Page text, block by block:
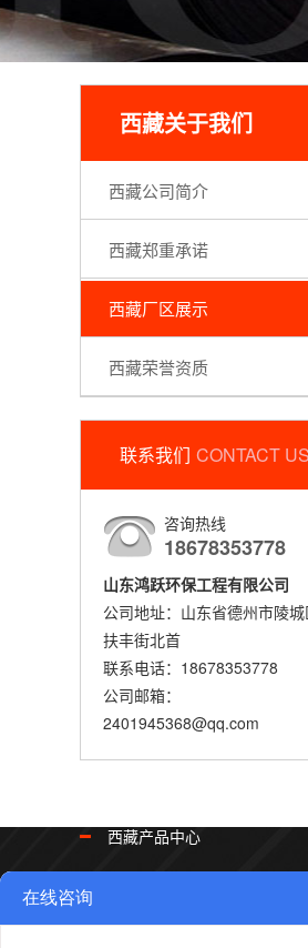
西藏关于我们
西藏公司简介
西藏郑重承诺
西藏厂区展示
西藏荣誉资质
联系我们 CONTACT US
咨询热线
18678353778
山东鸿跃环保工程有限公司
公司地址：山东省德州市陵城
扶丰街北首
联系电话：18678353778
公司邮箱：
2401945368@qq.com
西藏产品中心
西藏防渗膜系列
西藏膨润